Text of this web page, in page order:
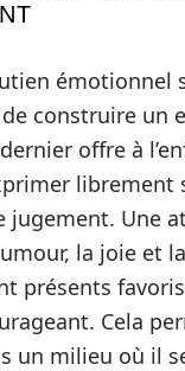
émotionnel
construire un
offre à
librement
jugement. Une
la joie et
présents
Cela
un milieu où il